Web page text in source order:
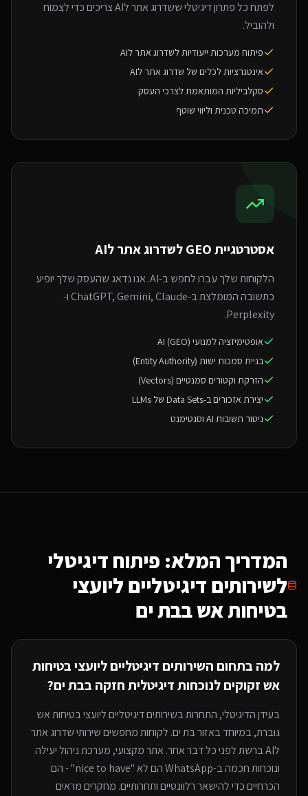
לפתח כל פתרון דיגיטלי ששדרוג אתר לAI צריכים כדי לצמוח
ולהוביל.
פיתוח מערכות ייעודיות לשדרוג אתר לAI
אינטגרציות לכלים של שדרוג אתר לAI
סקלביליות המותאמת לצרכי העסק
תמיכה טכנית וליווי שוטף
אסטרטגיית GEO ל שדרוג אתר לAI
הלקוחות שלך עברו לחפש ב-AI. אנו נדאג שהעסק שלך יופיע
כתשובה המומלצת ב-ChatGPT, Gemini, Claude ו-
Perplexity.
אופטימיזציה למנועי AI (GEO)
בניית סמכות ישות (Entity Authority)
הזרקת וקטורים סמנטיים (Vectors)
יצירת אזכורים ב-Data Sets של LLMs
ניטור תשובות AI וסנטימנט
המדריך המלא: פיתוח דיגיטלי
לשירותים דיגיטליים ליועצי
בטיחות אשבבת ים
למה בתחום השירותים דיגיטליים ליועצי בטיחות
אשזקוקים לנוכחות דיגיטלית חזקה בבת ים?
בעידן הדיגיטלי, התחרות בשירותים דיגיטליים ליועצי בטיחות אש
גוברת, במיוחדבאזור בת ים. לקוחות מחפשים שירותישדרוג אתר
לAI
ברשת לפני כל דבר אחר. אתר מקצועי, מערכת ניהול יעילה
ונוכחות חכמה ב-WhatsApp הם לא "nice to have" - הם
הכרחיים כדי להישאר רלוונטיים ותחרותיים. מחקרים מראים